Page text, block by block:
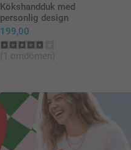
Kökshandduk med
personlig design
199,00
(1 omdömen)